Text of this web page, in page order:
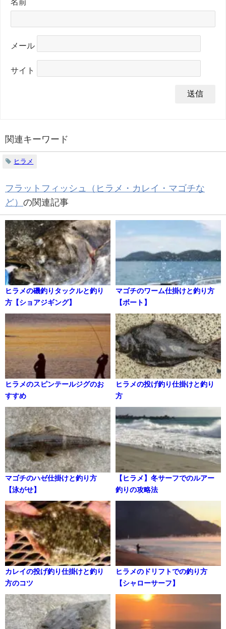
名前
メール
サイト
関連キーワード
ヒラメ
フラットフィッシュ（ヒラメ・カレイ・マゴチな
ど） の関連記事
ヒラメの磯釣りタックルと釣り
方【ショアジギング】
マゴチのワーム仕掛けと釣り方
【ボート】
ヒラメのスピンテールジグのお
すすめ
ヒラメの投げ釣り仕掛けと釣り
方
マゴチのハゼ仕掛けと釣り方
【泳がせ】
【ヒラメ】冬サーフでのルアー
釣りの攻略法
カレイの投げ釣り仕掛けと釣り
方のコツ
ヒラメのドリフトでの釣り方
【シャローサーフ】